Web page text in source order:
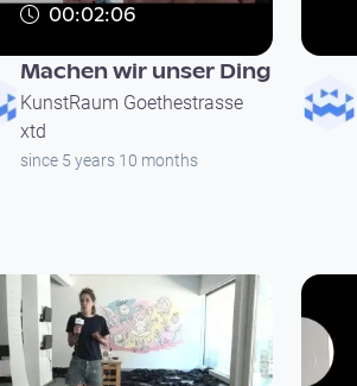
00:02:06
Machen wir unser Ding
KunstRaum Goethestrasse
xtd
since 5 years 10 months